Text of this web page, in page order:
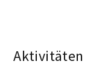
Aktivitäten